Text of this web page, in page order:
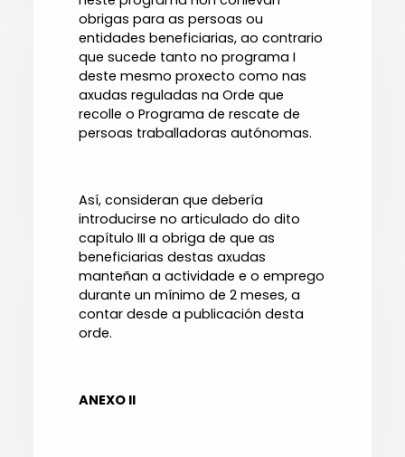
obrigas para as persoas ou
entidades beneficiarias, ao contrario
que sucede tanto no programa I
deste mesmo proxecto como nas
axudas reguladas na Orde que
recolle o Programa de rescate de
persoas traballadoras autónomas.
Así, consideran que debería
introducirse no articulado do dito
capítulo III a obriga de que as
beneficiarias destas axudas
manteñan a actividade e o emprego
durante un mínimo de 2 meses, a
contar desde a publicación desta
orde.
ANEXO II